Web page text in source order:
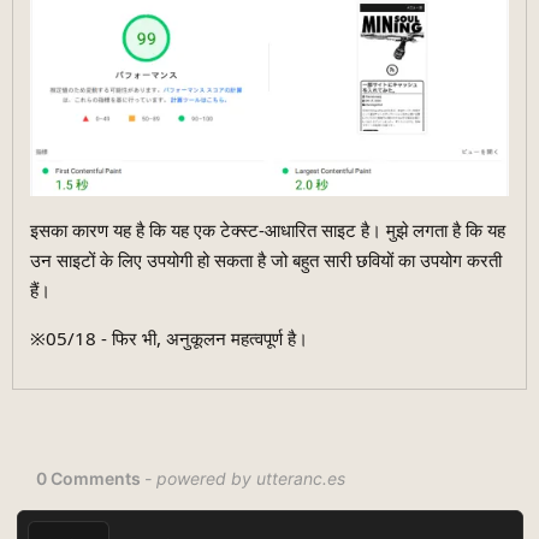
इसका कारण यह है कि यह एक टेक्स्ट-आधारित साइट है। मुझे लगता है कि यह
उन साइटों के लिए उपयोगी हो सकता है जो बहुत सारी छवियों का उपयोग करती
हैं।
※05/18 - फिर भी, अनुकूलन महत्वपूर्ण है।